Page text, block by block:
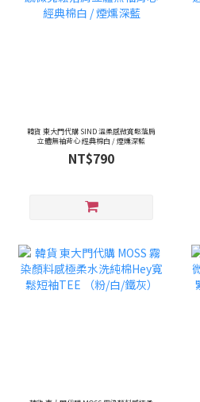
韓貨 東大門代購 SIND 溫柔感微寬鬆落肩
立體無袖背心 經典棉白 / 煙燻深藍
NT$790